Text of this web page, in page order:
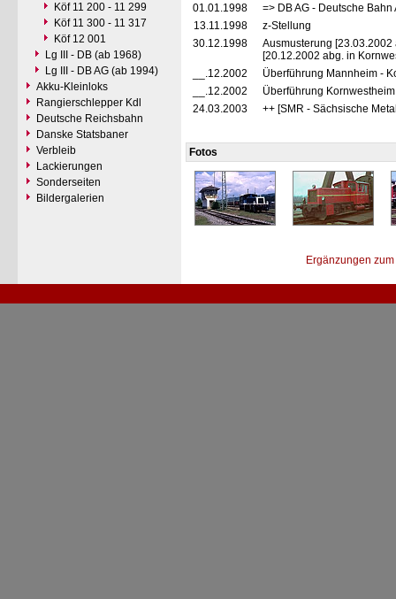
Köf 11 200 - 11 299
Köf 11 300 - 11 317
Köf 12 001
Lg III - DB (ab 1968)
Lg III - DB AG (ab 1994)
Akku-Kleinloks
Rangierschlepper Kdl
Deutsche Reichsbahn
Danske Statsbaner
Verbleib
Lackierungen
Sonderseiten
Bildergalerien
01.01.1998
=> DB AG - Deutsche
13.11.1998
z-Stellung
30.12.1998
Ausmusterung
[20.12.2002 abg. in
__.12.2002
Überführung Mannheim -
__.12.2002
Überführung
24.03.2003
++ [SMR - Sächsische
Fotos
Ergänzungen